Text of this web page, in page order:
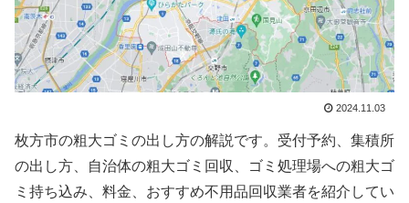
2024.11.03
枚方市の粗大ゴミの出し方の解説です。受付予約、集積所
の出し方、自治体の粗大ゴミ回収、ゴミ処理場への粗大ゴ
ミ持ち込み、料金、おすすめ不用品回収業者を紹介してい